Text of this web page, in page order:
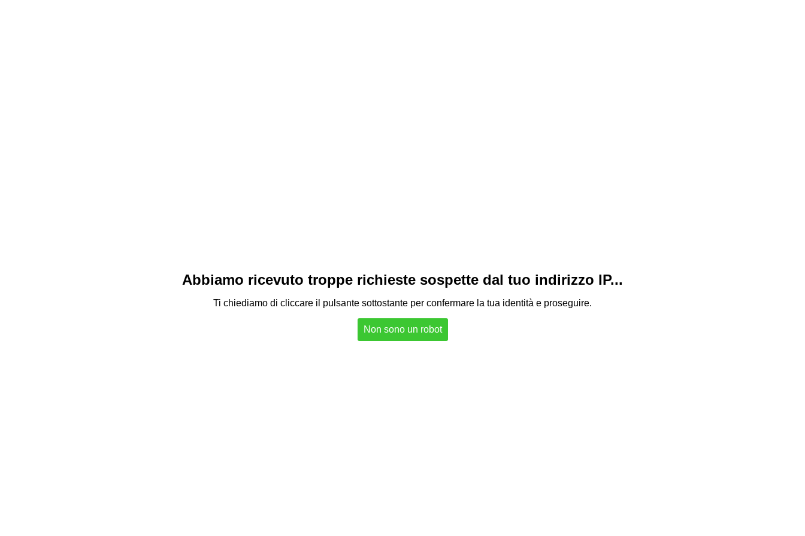
Abbiamo ricevuto troppe richieste sospette dal tuo indirizzo IP...
Ti chiediamo di cliccare il pulsante sottostante per confermare la tua identità e proseguire.
Non sono un robot